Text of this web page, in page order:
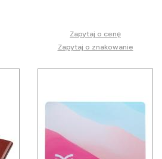
Zapytaj o cenę
Zapytaj o znakowanie